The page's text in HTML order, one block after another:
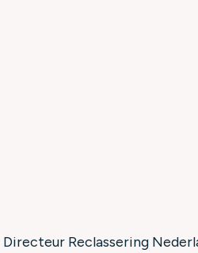
Directeur Reclassering